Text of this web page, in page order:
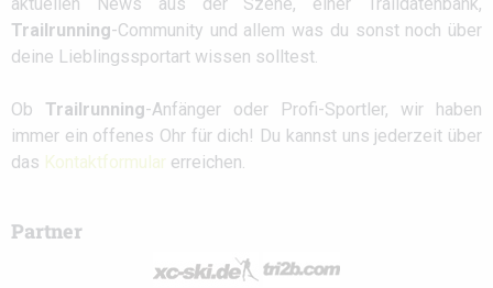
aktuellen News aus der Szene, einer Traildatenbank,
Trailrunning-Community und allem was du sonst noch über
deine Lieblingssportart wissen solltest.
Ob Trailrunning-Anfänger oder Profi-Sportler, wir haben
immer ein offenes Ohr für dich! Du kannst uns jederzeit über
das Kontaktformular erreichen.
Partner